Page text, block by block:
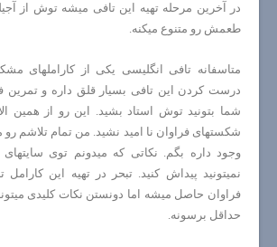
در آخرین مرحله تهیه این تافی میشه توش از
طعمش رو متنوع میکنه.
متاسفانه تافی انگلیسی یکی از کاراملهای
درست کردن این تافی بسیار قلق داره و تمرین
شما بتونید توش استاد بشید. این رو از همین
شکستهای فراوان نا امید نشید. من تمام تلاشم رو
وجود داره بگم. نکاتی که میدونم توی
نمیتونید پیداش کنید. تبحر در تهیه این
فراوان حاصل میشه اما دونستن نکات کلیدی
حداقل برسونه.